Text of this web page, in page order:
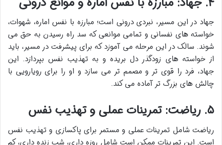
جهاد در این مسیر، نبردی درونی است؛ مبارزه با نفس اماره، شهوات،
خواسته های نفسانی و تمامی موانعی که سد راه رسیدن به حق می
شوند. سالک در این مرحله می آموزد که برای پیشرفت در مسیر، باید
از خواسته های زودگذر دل بریده و به تهذیب نفس بپردازد. این
جهاد، فرد را قوی تر و مصمم تر می سازد و او را برای رویارویی با
چالش های بزرگ تر آماده می کند.
۵. ریاضت: تمرینات عملی و تهذیب نفس
ریاضت شامل تمرینات عملی و مستمر برای پاکسازی و تهذیب نفس
است. این تمرینات ممکن است شامل روزه داری، شب زنده داری، کم